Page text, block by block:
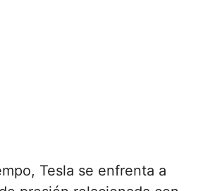
Tesla se enfrenta a